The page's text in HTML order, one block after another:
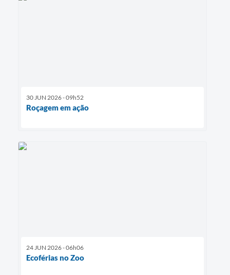
30 JUN 2026 - 09h52
Roçagem em ação
24 JUN 2026 - 06h06
Ecoférias no Zoo